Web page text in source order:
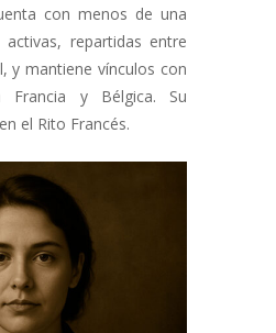
con menos de una
repartidas entre
y mantiene vínculos con
Francia y Bélgica. Su
el Rito Francés.